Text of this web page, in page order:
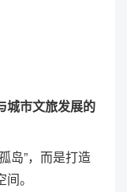
城市文旅发展的
岛”，而是打造
。